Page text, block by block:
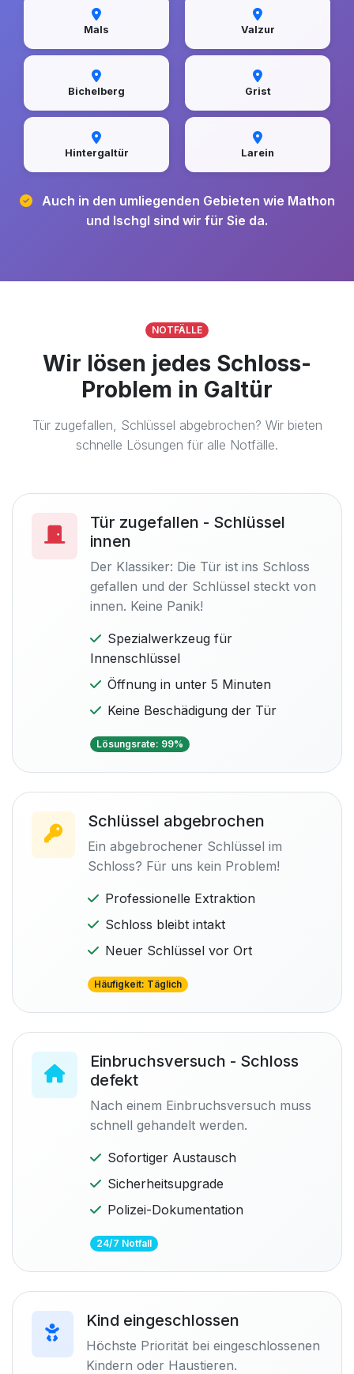
Mals Valzur
Bichelberg Grist
Hintergaltür Larein
Auch in den umliegenden Gebieten wie Mathon
und Ischgl sind wir für Sie da.
NOTFÄLLE
Wir lösen jedes Schloss-
Problem in Galtür
Tür zugefallen, Schlüssel abgebrochen? Wir bieten
schnelle Lösungen für alle Notfälle.
Tür zugefallen - Schlüssel
innen
Der Klassiker: Die Tür ist ins Schloss
gefallen und der Schlüssel steckt von
innen. Keine Panik!
Spezialwerkzeug für
Innenschlüssel
Öffnung in unter 5 Minuten
Keine Beschädigung der Tür
Lösungsrate: 99%
Schlüssel abgebrochen
Ein abgebrochener Schlüssel im
Schloss? Für uns kein Problem!
Professionelle Extraktion
Schloss bleibt intakt
Neuer Schlüssel vor Ort
Häufigkeit: Täglich
Einbruchsversuch - Schloss
defekt
Nach einem Einbruchsversuch muss
schnell gehandelt werden.
Sofortiger Austausch
Sicherheitsupgrade
Polizei-Dokumentation
24/7 Notfall
Kind eingeschlossen
Höchste Priorität bei eingeschlossenen
Kindern oder Haustieren.